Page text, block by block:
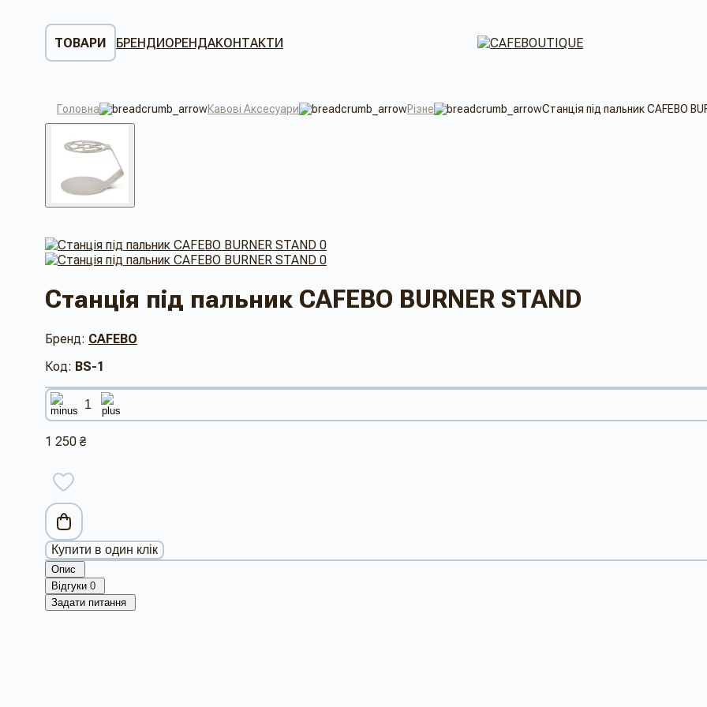
ТОВАРИ БРЕНДИОРЕНДАКОНТАКТИ
Головна Кавові Аксесуари Різне Станція під пальник CAFEBO
Станція під пальник CAFEBO BURNER STAND
Бренд: CAFEBO
Код: BS-1
1 250 ₴
Купити в один клік
Опис
Відгуки 0
Задати питання